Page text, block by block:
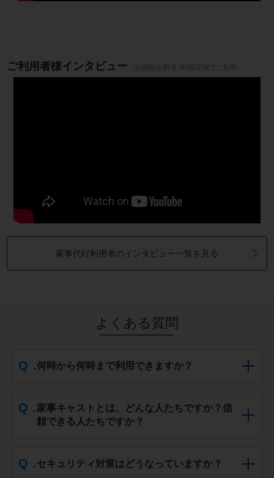
ご利用者様インタビュー （お掃除/お料理 月2回定期でご利用）
家事代行利用者のインタビュー一覧を見る
よくある質問
何時から何時まで利用できますか？
家事キャストとは、どんな人たちですか？信
頼できる人たちですか？
セキュリティ対策はどうなっていますか？